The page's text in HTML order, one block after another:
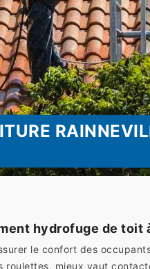
hydrofuge de toit
le confort des
roulettes, mieux vaut